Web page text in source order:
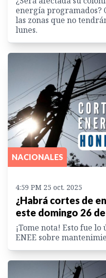
energía programados?
las zonas que no
lunes.
NACIONALES
4:59 PM 25 oct. 2025
¿Habrá cortes de
este domingo 26
¡Tome nota! Esto fue
ENEE sobre